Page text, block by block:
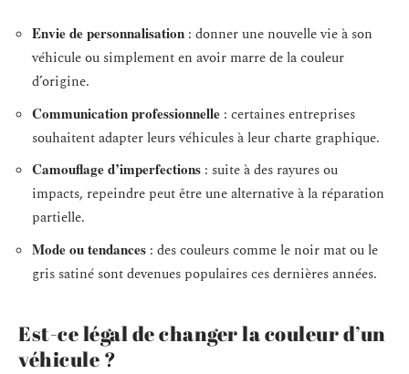
Envie de personnalisation : donner une nouvelle vie à son
véhicule ou simplement en avoir marre de la couleur
d’origine.
Communication professionnelle : certaines entreprises
souhaitent adapter leurs véhicules à leur charte graphique.
Camouflage d’imperfections : suite à des rayures ou
impacts, repeindre peut être une alternative à la réparation
partielle.
Mode ou tendances : des couleurs comme le noir mat ou le
gris satiné sont devenues populaires ces dernières années.
Est-ce légal de changer la couleur d’un
véhicule ?